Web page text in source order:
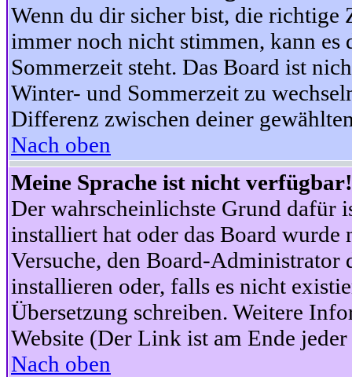
Wenn du dir sicher bist, die richtige
immer noch nicht stimmen, kann es
Sommerzeit steht. Das Board ist
Winter- und Sommerzeit zu
Differenz zwischen deiner
Nach oben
Meine Sprache ist nicht verfügbar!
Der wahrscheinlichste Grund dafür
installiert hat oder das Board wurde
Versuche, den Board-Administrator
installieren oder, falls es nicht
Übersetzung schreiben. Weitere
Website (Der Link ist am Ende jeder
Nach oben